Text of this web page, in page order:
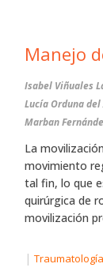
Manejo
Isabel Viñuales
Lucía Orduna
Marban
La
movimiento
tal fin, lo que
quirúrgica de
movilización
|